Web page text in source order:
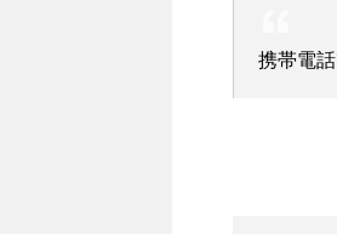
携帯電